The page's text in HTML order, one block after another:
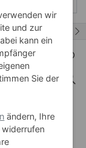
wir
und zur
kann ein
Sie der
ändern, Ihre